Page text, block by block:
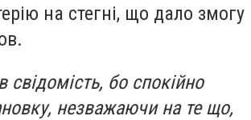
на стегні, що дало змогу
свідомість, бо спокійно
незважаючи на те що,